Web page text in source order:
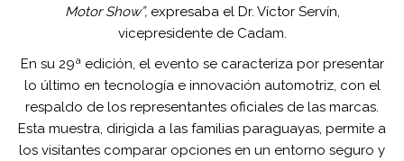
Motor Show”, expresaba el Dr. Víctor Servín,
vicepresidente de Cadam.
En su 29ª edición, el evento se caracteriza por presentar
lo último en tecnología e innovación automotriz, con el
respaldo de los representantes oficiales de las marcas.
Esta muestra, dirigida a las familias paraguayas, permite a
los visitantes comparar opciones en un entorno seguro y